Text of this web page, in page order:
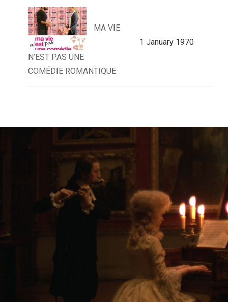
MA VIE
N’EST PAS UNE
COMÉDIE ROMANTIQUE
1 January 1970